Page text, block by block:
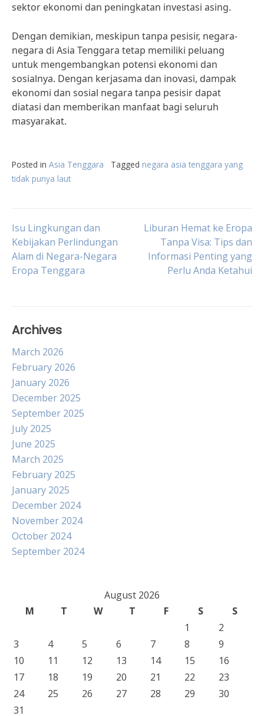
sektor ekonomi dan peningkatan investasi asing.
Dengan demikian, meskipun tanpa pesisir, negara-
negara di Asia Tenggara tetap memiliki peluang
untuk mengembangkan potensi ekonomi dan
sosialnya. Dengan kerjasama dan inovasi, dampak
ekonomi dan sosial negara tanpa pesisir dapat
diatasi dan memberikan manfaat bagi seluruh
masyarakat.
Posted in Asia Tenggara Tagged negara asia tenggara yang
tidak punya laut
Post
navigation
Isu Lingkungan dan
Kebijakan Perlindungan
Alam di Negara-Negara
Eropa Tenggara
Liburan Hemat ke Eropa
Tanpa Visa: Tips dan
Informasi Penting yang
Perlu Anda Ketahui
Archives
March 2026
February 2026
January 2026
December 2025
September 2025
July 2025
June 2025
March 2025
February 2025
January 2025
December 2024
November 2024
October 2024
September 2024
August 2026
M
T W T F S
S
1
2
3
4 5 6 7 8
9
10
11 12 13 14 15
16
17
18 19 20 21 22
23
24
25 26 27 28 29
30
31